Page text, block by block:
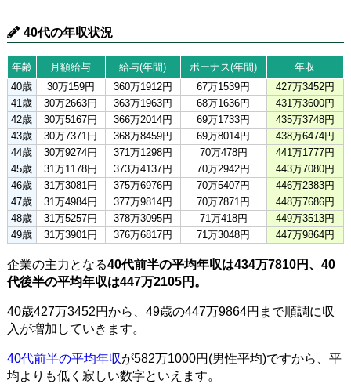
40代の年収状況
年齢 月額給与 給与(年間) ボーナス(年間)
年収
40歳
30万159円 360万1912円 67万1539円
427万3452円
41歳
30万2663円 363万1963円 68万1636円
431万3600円
42歳
30万5167円 366万2014円 69万1733円
435万3748円
43歳
30万7371円 368万8459円 69万8014円
438万6474円
44歳
30万9274円 371万1298円 70万478円
441万1777円
45歳
31万1178円 373万4137円 70万2942円
443万7080円
46歳
31万3081円 375万6976円 70万5407円
446万2383円
47歳
31万4984円 377万9814円 70万7871円
448万7686円
48歳
31万5257円 378万3095円 71万418円
449万3513円
49歳
31万3901円 376万6817円 71万3048円 447万9864円
企業の主力となる40代前半の平均年収は434万7810円、40
代後半の平均年収は447万2105円。
40歳427万3452円から、49歳の447万9864円まで順調に収
入が増加していきます。
40代前半の平均年収が582万1000円(男性平均)ですから、平
均よりも低く寂しい数字といえます。